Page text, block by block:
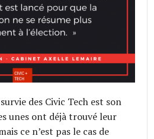
des Civic Tech est son
unes ont déjà trouvé leur
ce n’est pas le cas de